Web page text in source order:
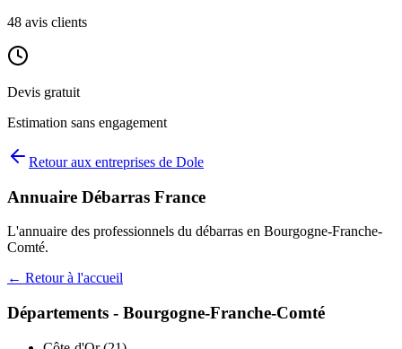
48 avis clients
Devis gratuit
Estimation sans engagement
Retour aux entreprises de Dole
Annuaire Débarras France
L'annuaire des professionnels du débarras en Bourgogne-Franche-
Comté.
← Retour à l'accueil
Départements - Bourgogne-Franche-Comté